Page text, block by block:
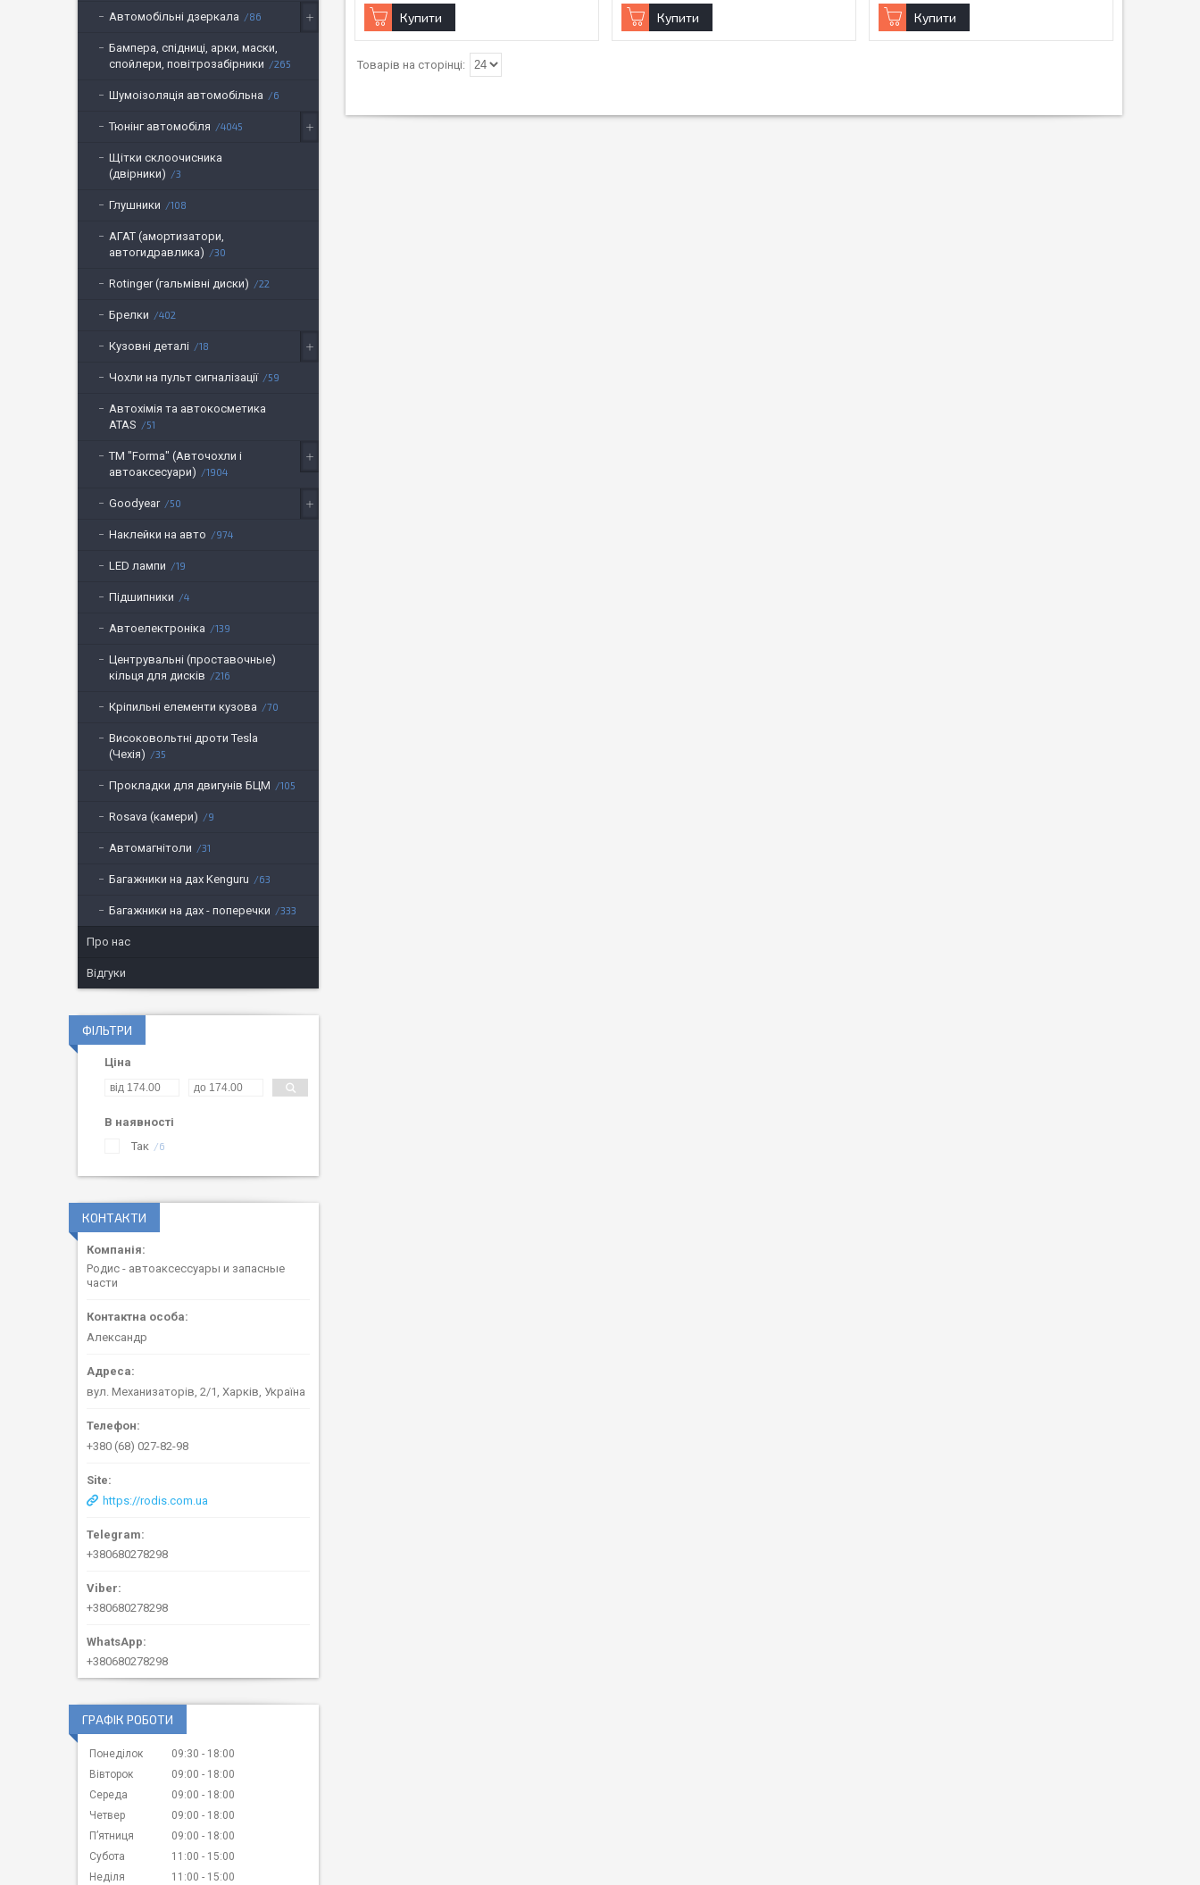
Купити Купити Купити
Автомобільні дзеркала 86
Бампера, спідниці, арки, маски,
спойлери, повітрозабірники
265
Шумоізоляція автомобільна 6
Тюнінг автомобіля 4045
Щітки склоочисника
(двірники)
3
Глушники 108
АГАТ (амортизатори,
автогидравлика)
30
Rotinger (гальмівні диски) 22
Брелки 402
Кузовні деталі 18
Чохли на пульт сигналізації 59
Автохімія та автокосметика
ATAS
51
ТМ "Forma" (Авточохли і
автоаксесуари)
1904
Goodyear 50
Наклейки на авто 974
LED лампи 19
Підшипники 4
Автоелектроніка 139
Центрувальні (проставочные)
кільця для дисків
216
Кріпильні елементи кузова 70
Високовольтні дроти Tesla
(Чехія)
35
Прокладки для двигунів БЦМ 105
Rosava (камери) 9
Автомагнітоли 31
Багажники на дах Kenguru 63
Багажники на дах - поперечки 333
Про нас
Відгуки
ФІЛЬТРИ
Ціна
В наявності
Так
6
КОНТАКТИ
Родис - автоаксессуары и запасные
части
Александр
вул. Механизаторів, 2/1, Харків, Україна
+380 (68) 027-82-98
https://rodis.com.ua
+380680278298
+380680278298
+380680278298
ГРАФІК РОБОТИ
Понеділок 09:30
18:00
Вівторок
09:00
18:00
Середа
09:00
18:00
Четвер
09:00
18:00
Пʼятниця
09:00
18:00
Субота
11:00
15:00
Неділя
11:00 15:00